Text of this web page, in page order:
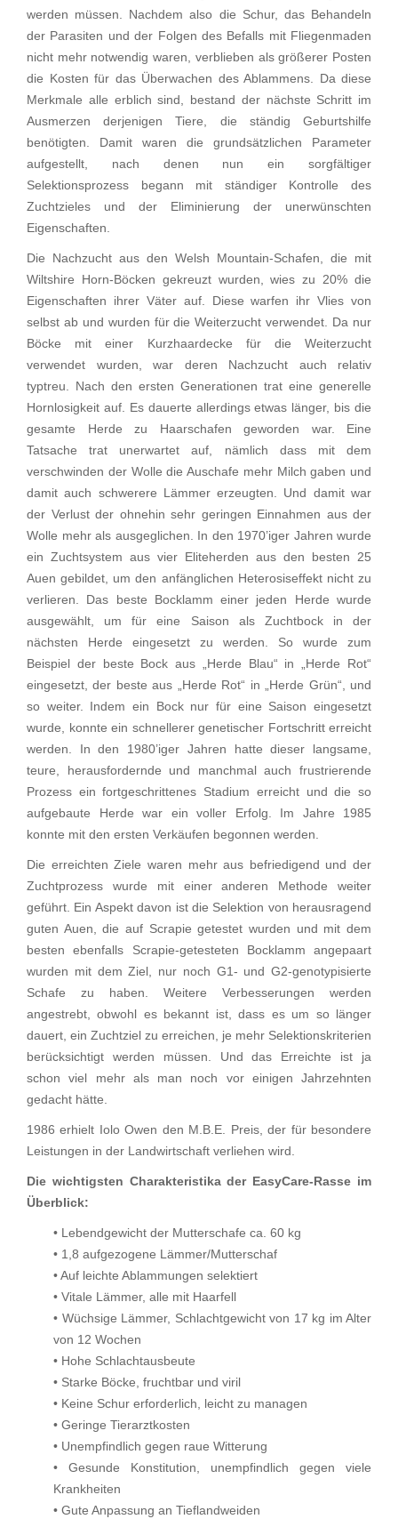
werden müssen. Nachdem also die Schur, das Behandeln
der Parasiten und der Folgen des Befalls mit Fliegenmaden
nicht mehr notwendig waren, verblieben als größerer Posten
die Kosten für das Überwachen des Ablammens. Da diese
Merkmale alle erblich sind, bestand der nächste Schritt im
Ausmerzen derjenigen Tiere, die ständig Geburtshilfe
benötigten. Damit waren die grundsätzlichen Parameter
aufgestellt, nach denen nun ein sorgfältiger
Selektionsprozess begann mit ständiger Kontrolle des
Zuchtzieles und der Eliminierung der unerwünschten
Eigenschaften.
Die Nachzucht aus den Welsh Mountain-Schafen, die mit
Wiltshire Horn-Böcken gekreuzt wurden, wies zu 20% die
Eigenschaften ihrer Väter auf. Diese warfen ihr Vlies von
selbst ab und wurden für die Weiterzucht verwendet. Da nur
Böcke mit einer Kurzhaardecke für die Weiterzucht
verwendet wurden, war deren Nachzucht auch relativ
typtreu. Nach den ersten Generationen trat eine generelle
Hornlosigkeit auf. Es dauerte allerdings etwas länger, bis die
gesamte Herde zu Haarschafen geworden war. Eine
Tatsache trat unerwartet auf, nämlich dass mit dem
verschwinden der Wolle die Auschafe mehr Milch gaben und
damit auch schwerere Lämmer erzeugten. Und damit war
der Verlust der ohnehin sehr geringen Einnahmen aus der
Wolle mehr als ausgeglichen. In den 1970’iger Jahren wurde
ein Zuchtsystem aus vier Eliteherden aus den besten 25
Auen gebildet, um den anfänglichen Heterosiseffekt nicht zu
verlieren. Das beste Bocklamm einer jeden Herde wurde
ausgewählt, um für eine Saison als Zuchtbock in der
nächsten Herde eingesetzt zu werden. So wurde zum
Beispiel der beste Bock aus „Herde Blau“ in „Herde Rot“
eingesetzt, der beste aus „Herde Rot“ in „Herde Grün“, und
so weiter. Indem ein Bock nur für eine Saison eingesetzt
wurde, konnte ein schnellerer genetischer Fortschritt erreicht
werden. In den 1980’iger Jahren hatte dieser langsame,
teure, herausfordernde und manchmal auch frustrierende
Prozess ein fortgeschrittenes Stadium erreicht und die so
aufgebaute Herde war ein voller Erfolg. Im Jahre 1985
konnte mit den ersten Verkäufen begonnen werden.
Die erreichten Ziele waren mehr aus befriedigend und der
Zuchtprozess wurde mit einer anderen Methode weiter
geführt. Ein Aspekt davon ist die Selektion von herausragend
guten Auen, die auf Scrapie getestet wurden und mit dem
besten ebenfalls Scrapie-getesteten Bocklamm angepaart
wurden mit dem Ziel, nur noch G1- und G2-genotypisierte
Schafe zu haben. Weitere Verbesserungen werden
angestrebt, obwohl es bekannt ist, dass es um so länger
dauert, ein Zuchtziel zu erreichen, je mehr Selektionskriterien
berücksichtigt werden müssen. Und das Erreichte ist ja
schon viel mehr als man noch vor einigen Jahrzehnten
gedacht hätte.
1986 erhielt Iolo Owen den M.B.E. Preis, der für besondere
Leistungen in der Landwirtschaft verliehen wird.
Die wichtigsten Charakteristika der EasyCare-Rasse im
Überblick:
• Lebendgewicht der Mutterschafe ca. 60 kg
• 1,8 aufgezogene Lämmer/Mutterschaf
• Auf leichte Ablammungen selektiert
• Vitale Lämmer, alle mit Haarfell
• Wüchsige Lämmer, Schlachtgewicht von 17 kg im Alter
von 12 Wochen
• Hohe Schlachtausbeute
• Starke Böcke, fruchtbar und viril
• Keine Schur erforderlich, leicht zu managen
• Geringe Tierarztkosten
• Unempfindlich gegen raue Witterung
• Gesunde Konstitution, unempfindlich gegen viele
Krankheiten
• Gute Anpassung an Tieflandweiden